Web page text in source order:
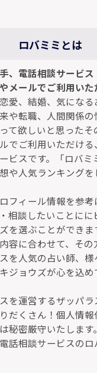
ロバミミとは
、電話相談サービ
メールでご利用いた
愛、結婚、気にな
や転職、人間関係
て欲しいと思った
でご利用いただけ
ビスです。「ロバミ
や人気ランキング
フィール情報を参
相談したいことに
を選ぶことができ
容に合わせて、そ
を人気の占い師、
ジョウズが心を込
を運営するザッパラ
だくさん！個人情
秘密厳守いたします
話相談サービスの